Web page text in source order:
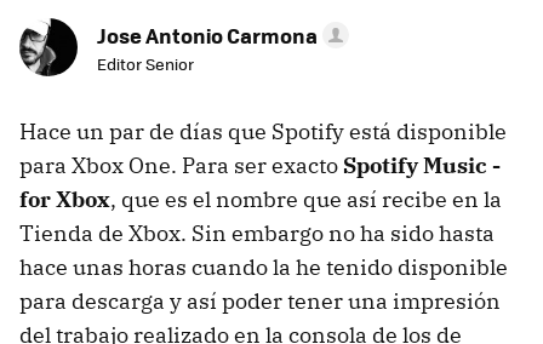
Jose Antonio Carmona
Editor Senior
Hace un par de días que Spotify está disponible
para Xbox One. Para ser exacto Spotify Music -
for Xbox, que es el nombre que así recibe en la
Tienda de Xbox. Sin embargo no ha sido hasta
hace unas horas cuando la he tenido disponible
para descarga y así poder tener una impresión
del trabajo realizado en la consola de los de